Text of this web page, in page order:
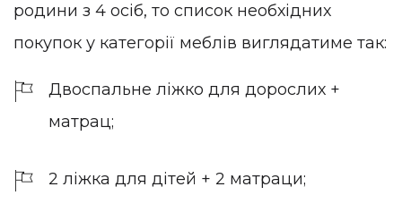
родини з 4 осіб, то список необхідних
покупок у категорії меблів виглядатиме так:
Двоспальне ліжко для дорослих +
матрац;
2 ліжка для дітей + 2 матраци;